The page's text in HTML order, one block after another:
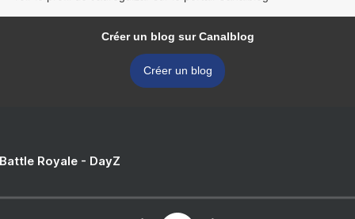
Créer un blog sur Canalblog
Créer un blog
Royale - DayZ